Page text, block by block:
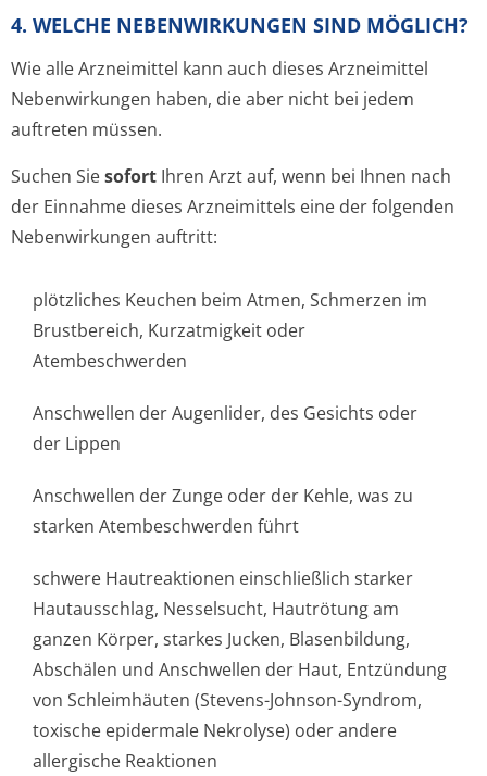
4. WELCHE NEBENWIRKUNGEN SIND MÖGLICH?
Wie alle Arzneimittel kann auch dieses Arzneimittel
Nebenwirkungen haben, die aber nicht bei jedem
auftreten müssen.
Suchen Siesofort Ihren Arzt auf, wenn bei Ihnen nach
der Einnahme dieses Arzneimittels eine der folgenden
Nebenwirkungen auftritt:
plötzliches Keuchen beim Atmen, Schmerzen im
Brustbereich, Kurzatmigkeit oder
Atembeschwerden
Anschwellen der Augenlider, des Gesichts oder
der Lippen
Anschwellen der Zunge oder der Kehle, was zu
starken Atembeschwerden führt
schwere Hautreaktionen einschließlich starker
Hautausschlag, Nesselsucht, Hautrötung am
ganzen Körper, starkes Jucken, Blasenbildung,
Abschälen und Anschwellen der Haut, Entzündung
von Schleimhäuten (Stevens-Johnson-Syndrom,
toxische epidermale Nekrolyse) oder andere
allergische Reaktionen